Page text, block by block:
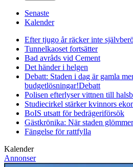
Senaste
Kalender
Efter tjugo år räcker inte
Tunnelkaoset fortsätter
Bad avråds vid Cement
Det händer i helgen
Debatt: Staden i dag är gamla
budgetlösningar!Debatt
Polisen efterlyser vittnen till
Studiecirkel stärker kvinnors
BoIS utsatt för bedrägeriförsök
Gästkrönika: När staden
Fängelse för rattfylla
Kalender
Annonser